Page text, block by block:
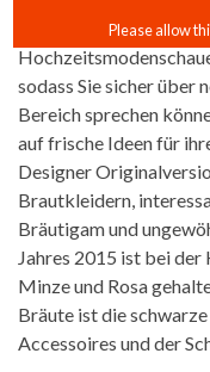
sodass Sie sicher über
Bereich sprechen
auf frische Ideen für
Designer
Brautkleidern,
Bräutigam und
Jahres 2015 ist bei der
Minze und Rosa
Bräute ist die
Accessoires und der